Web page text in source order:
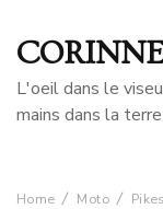
L'oeil dans le
mains dans la terre
Home Moto